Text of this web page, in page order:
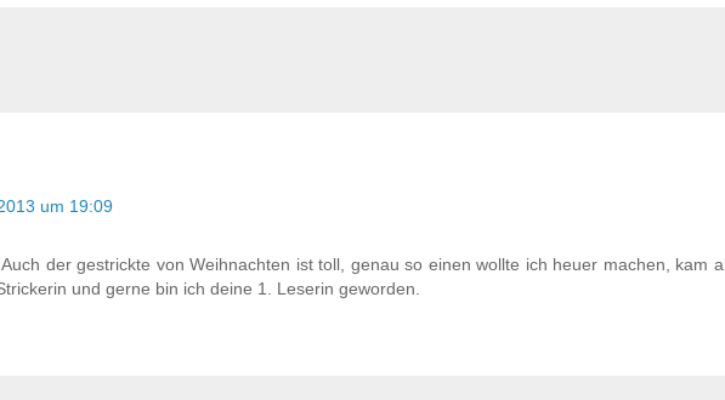
um 19:09
der gestrickte von Weihnachten ist toll, genau so einen wollte ich heuer machen, kam
und gerne bin ich deine 1. Leserin geworden.